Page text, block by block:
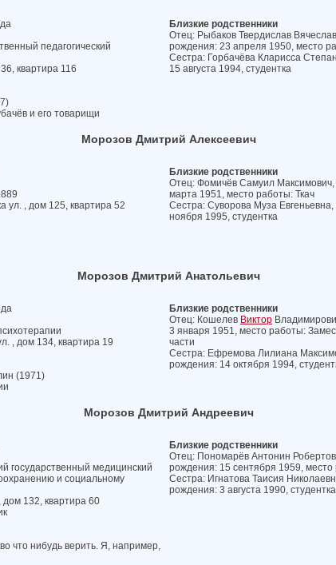
педагогический
квартира 116
и его товарищи
Близкие родственники
Отец: Рыбаков Твердислав
рождения: 23 апреля 1950, место
Сестра: Горбачёва Кларисса
15 августа 1994, студентка
Морозов Дмитрий Алексеевич
ул. , дом 125, квартира 52
Близкие родственники
Отец: Фомичёв Самуил
марта 1951, место работы: Ткач
Сестра: Суворова Муза
ноября 1995, студентка
Морозов Дмитрий Анатольевич
, дом 134, квартира 19
(1971)
Близкие родственники
Отец: Кошелев Виктор
3 января 1951, место работы:
части
Сестра: Ефремова Лилиана
рождения: 14 октября 1994,
Морозов Дмитрий Андреевич
государственный медицинский
и социальному
132, квартира 60
что нибудь верить. Я, например,
Близкие родственники
Отец: Пономарёв Антонин
рождения: 15 сентября 1959,
Сестра: Игнатова Таисия
рождения: 3 августа 1990, студентка